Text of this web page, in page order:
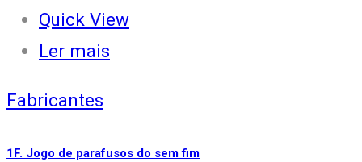
Quick View
Ler mais
Fabricantes
1F. Jogo de parafusos do sem fim